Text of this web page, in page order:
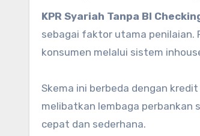
KPR Syariah Tanpa BI
sebagai faktor utama penilaian.
konsumen melalui sistem
Skema ini berbeda dengan
melibatkan lembaga perbankan
cepat dan sederhana.